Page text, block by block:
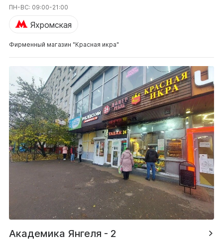
ПН-ВС: 09:00-21:00
Яхромская
Фирменный магазин "Красная икра"
Академика Янгеля - 2